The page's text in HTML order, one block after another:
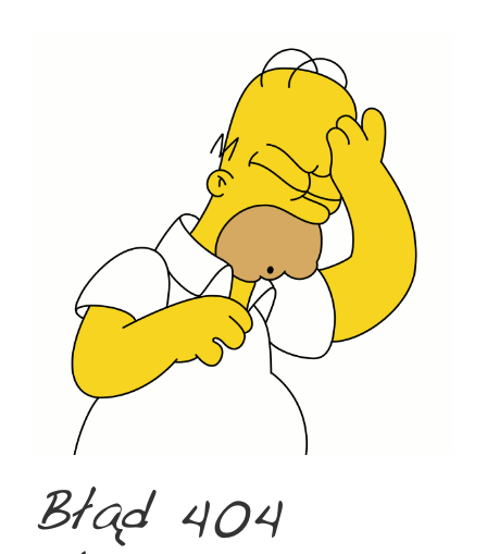
Błąd 404